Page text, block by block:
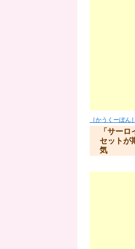
［かうくーぽん］
「サー
セットが
気